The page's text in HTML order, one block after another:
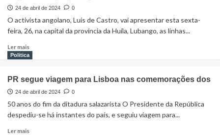
24 de abril de 2024 0
O activista angolano, Luís de Castro, vai apresentar esta sexta-
feira, 26, na capital da província da Huíla, Lubango, as linhas...
Ler mais
Politica
PR segue viagem para Lisboa nas comemorações dos
24 de abril de 2024 0
50 anos do fim da ditadura salazarista O Presidente da República
despediu-se há instantes do país, e seguiu viagem para...
Ler mais